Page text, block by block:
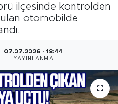
ilçesinde kontrolden
otomobilde
07.07.2026 - 18:44
YAYINLANMA